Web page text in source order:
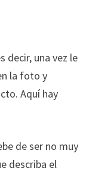
decir, una vez le
la foto y
Aquí hay
de ser no muy
describa el